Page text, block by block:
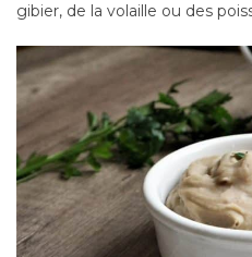
gibier, de la volaille ou des